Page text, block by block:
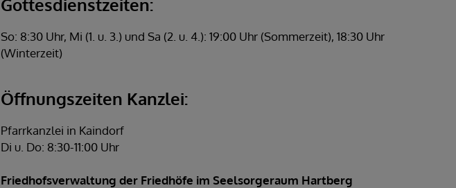
Gottesdienstzeiten:
So: 8:30 Uhr, Mi (1. u. 3.) und Sa (2. u. 4.): 19:00 Uhr (Sommerzeit), 18:30 Uhr
(Winterzeit)
Öffnungszeiten Kanzlei:
Pfarrkanzlei in Kaindorf
Di u. Do: 8:30-11:00 Uhr
Friedhofsverwaltung der Friedhöfe im Seelsorgeraum Hartberg